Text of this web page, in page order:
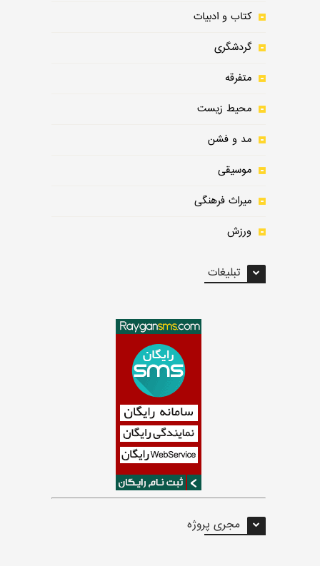
کتاب و ادبیات
گردشگری
متفرقه
محیط زیست
مد و فشن
موسیقی
میراث فرهنگی
ورزش
تبلیغات
مجری پروژه